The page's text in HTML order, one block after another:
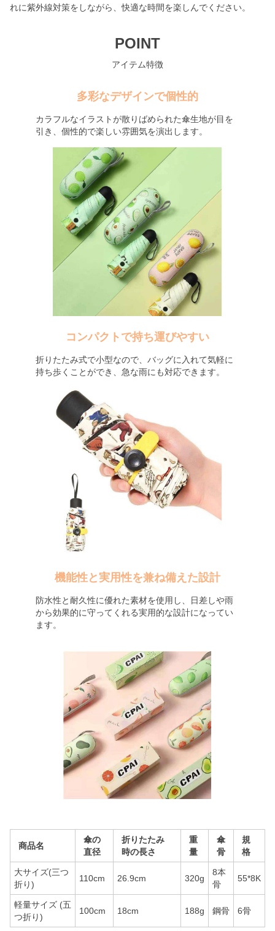
れに紫外線対策をしながら、快適な時間を楽しんでください。
POINT
アイテム特徴
多彩なデザインで個性的
カラフルなイラストが散りばめられた傘生地が目を
引き、個性的で楽しい雰囲気を演出します。
コンパクトで持ち運びやすい
折りたたみ式で小型なので、バッグに入れて気軽に
持ち歩くことができ、急な雨にも対応できます。
機能性と実用性を兼ね備えた設計
防水性と耐久性に優れた素材を使用し、日差しや雨
から効果的に守ってくれる実用的な設計になってい
ます。
商品名
傘の
直径
折りたたみ
時の長さ
重
量
傘
骨
規
格
大サイズ(三つ
折り)
110cm 26.9cm 320g
8本
骨
55*8K
軽量サイズ (五
つ折り)
100cm 18cm 188g 鋼骨 6骨